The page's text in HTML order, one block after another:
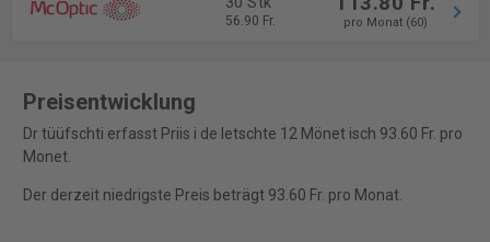
56.90 Fr. pro Monat (60)
Preisentwicklung
Dr tüüfschti erfasst Priis i de letschte 12 Mönet isch 93.60 Fr. pro
Monet.
Der derzeit niedrigste Preis beträgt 93.60 Fr. pro Monat.